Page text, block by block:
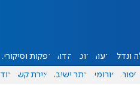
ונדל"ן דעות אוכל יהדות הפקות וסיקורים
ספורט פורומים אתר ישיבה יצירת קשר עוד